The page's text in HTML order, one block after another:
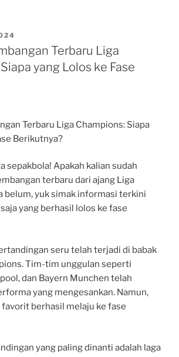
Terbaru Liga
yang Lolos ke Fase
Terbaru Liga Champions: Siapa
Berikutnya?
sepakbola! Apakah kalian sudah
terbaru dari ajang Liga
belum, yuk simak informasi terkini
yang berhasil lolos ke fase
seru telah terjadi di babak
Tim-tim unggulan seperti
dan Bayern Munchen telah
yang mengesankan. Namun,
berhasil melaju ke fase
yang paling dinanti adalah laga